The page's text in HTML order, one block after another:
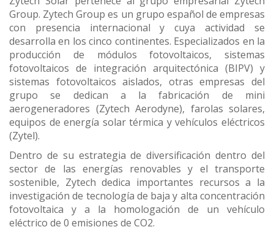
Group. Zytech Group es un grupo español de empresas
con presencia internacional y cuya actividad se
desarrolla en los cinco continentes. Especializados en la
producción de módulos fotovoltaicos, sistemas
fotovoltaicos de integración arquitectónica (BIPV) y
sistemas fotovoltaicos aislados, otras empresas del
grupo se dedican a la fabricación de mini
aerogeneradores (Zytech Aerodyne), farolas solares,
equipos de energía solar térmica y vehículos eléctricos
(Zytel).
Dentro de su estrategia de diversificación dentro del
sector de las energías renovables y el transporte
sostenible, Zytech dedica importantes recursos a la
investigación de tecnología de baja y alta concentración
fotovoltaica y a la homologación de un vehículo
eléctrico de 0 emisiones de CO2.